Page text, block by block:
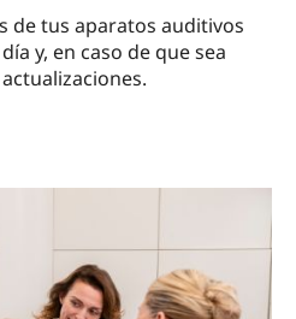
de tus aparatos auditivos
y, en caso de que sea